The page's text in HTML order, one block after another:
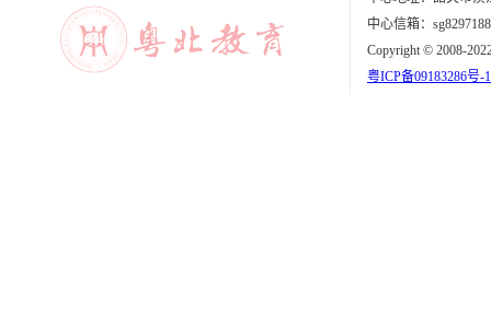
中心信箱：
Copyright © 2008-
粤ICP备09183286号-1